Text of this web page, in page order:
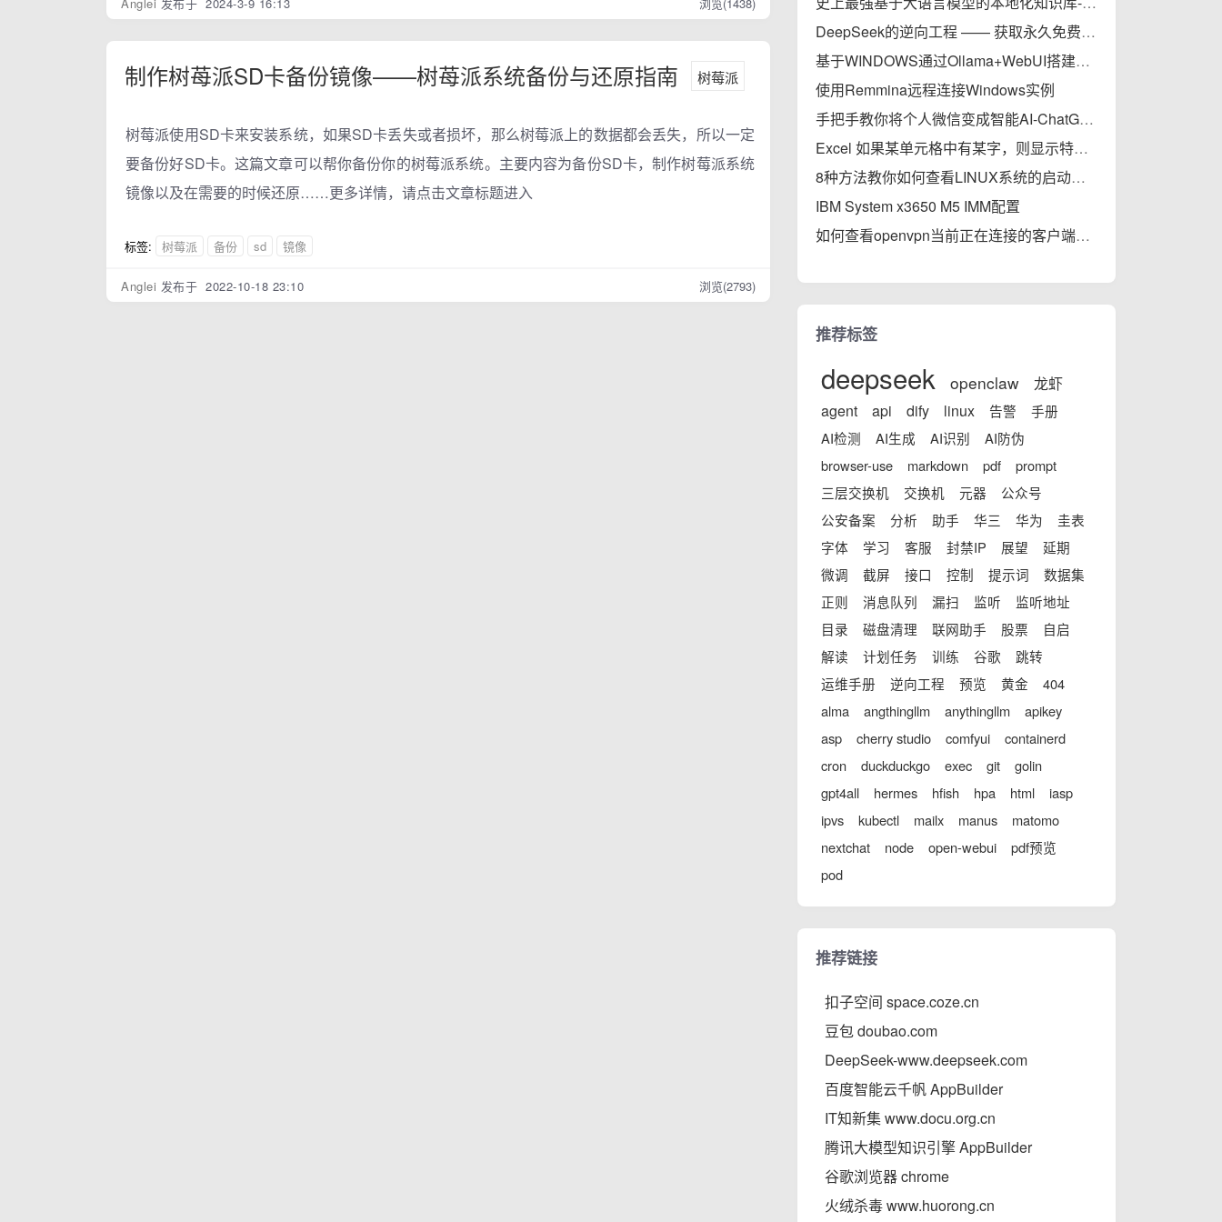
Anglei 发布于 2024-3-9 16:13 浏览(1438)
制作树苺派SD卡备份镜像——树苺派系统备份与还原指南 树莓派
树莓派使用SD卡来安装系统，如果SD卡丢失或者损坏，那么树莓派上的数据都会丢失，所以一定
要备份好SD卡。这篇文章可以帮你备份你的树莓派系统。主要内容为备份SD卡，制作树莓派系统
镜像以及在需要的时候还原……更多详情，请点击文章标题进入
标签: 树莓派 备份 sd 镜像
Anglei 发布于 2022-10-18 23:10 浏览(2793)
DeepSeek的逆向工程 —— 获取永久免费的API
基于WINDOWS通过Ollama+WebUI搭建轻量级大模型本地知识库
使用Remmina远程连接Windows实例
手把手教你将个人微信变成智能AI-ChatGPT，秒变专家
Excel 如果某单元格中有某字，则显示特定字符
8种方法教你如何查看LINUX系统的启动时间（开机后的运行时间）
IBM System x3650 M5 IMM配置
如何查看openvpn当前正在连接的客户端信息
推荐标签
deepseek openclaw
龙虾
agent
api dify linux 告警
手册
AI检测
AI生成 AI识别
AI防伪
browser-use
markdown pdf
prompt
三层交换机
交换机 元器
公众号
公安备案
分析 助手 华三 华为
圭表
字体
学习 客服 封禁IP 展望
延期
微调
截屏 接口 控制 提示词
数据集
正则
消息队列 漏扫 监听
监听地址
目录
磁盘清理 联网助手 股票
自启
解读
计划任务 训练 谷歌
跳转
运维手册
逆向工程 预览 黄金
404
alma
angthingllm anythingllm
apikey
asp
cherry studio comfyui
containerd
cron
duckduckgo exec git
golin
gpt4all
hermes hfish hpa html
iasp
ipvs
kubectl mailx manus
matomo
nextchat
node open-webui
pdf预览
pod
推荐链接
扣子空间 space.coze.cn
豆包 doubao.com
DeepSeek-www.deepseek.com
百度智能云千帆 AppBuilder
IT知新集 www.docu.org.cn
腾讯大模型知识引擎 AppBuilder
谷歌浏览器 chrome
火绒杀毒 www.huorong.cn